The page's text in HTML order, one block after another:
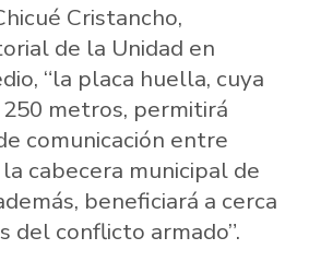
Cristancho,
de la Unidad en
“la placa huella, cuya
metros, permitirá
comunicación entre
cabecera municipal de
beneficiará a cerca
del conflicto armado”.